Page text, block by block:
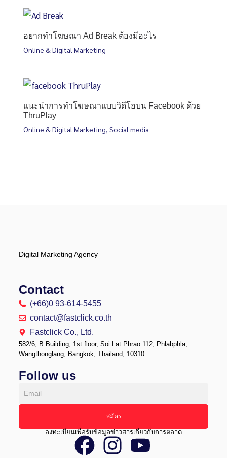
อยากทำโฆษณา Ad Break ต้องมีอะไร
Online & Digital Marketing
แนะนำการทำโฆษณาแบบวิดีโอบน Facebook ด้วย
ThruPlay
Online & Digital Marketing, Social media
Digital Marketing Agency
Contact
(+66)0 93-614-5455
contact@fastclick.co.th
Fastclick Co., Ltd.
582/6, B Building, 1st floor, Soi Lat Phrao 112, Phlabphla,
Wangthonglang, Bangkok, Thailand, 10310
Follow us
Email
สมัคร
ลงทะเบียนเพื่อรับข้อมูลข่าวสารเกี่ยวกับการตลาด